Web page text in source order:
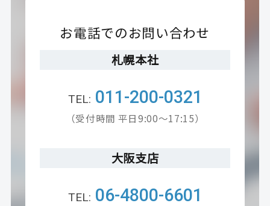
お電話でのお問い合わせ
札幌本社
011-200-0321
（受付時間 平日9:00～17:15）
大阪支店
06-4800-6601